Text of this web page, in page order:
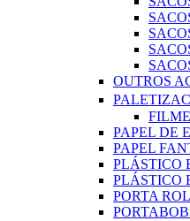
OUTROS
PAPEL DE
PAPEL
PLÁSTICO
PLÁSTICO
PORTA